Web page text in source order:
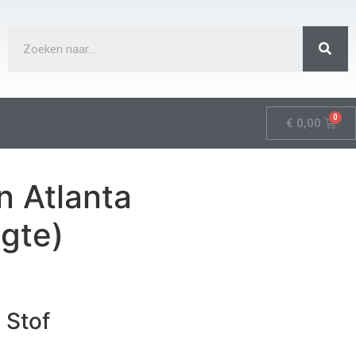
€ 0,00
Atlanta
Stof